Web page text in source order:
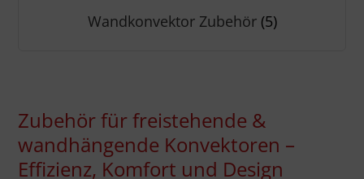
Wandkonvektor Zubehör (5)
Zubehör für freistehende &
wandhängende Konvektoren –
Effizienz, Komfort und Design